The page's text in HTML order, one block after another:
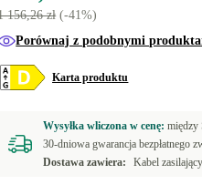
156,26 zł(-41%)
Porównaj z podobnymi
Karta produktu
Wysyłka wliczona w cenę:między
30-dniowa gwarancja bezpłatnego
Dostawa zawiera:
Kabel